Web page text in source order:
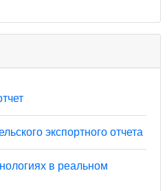
экспортного отчета
в реальном